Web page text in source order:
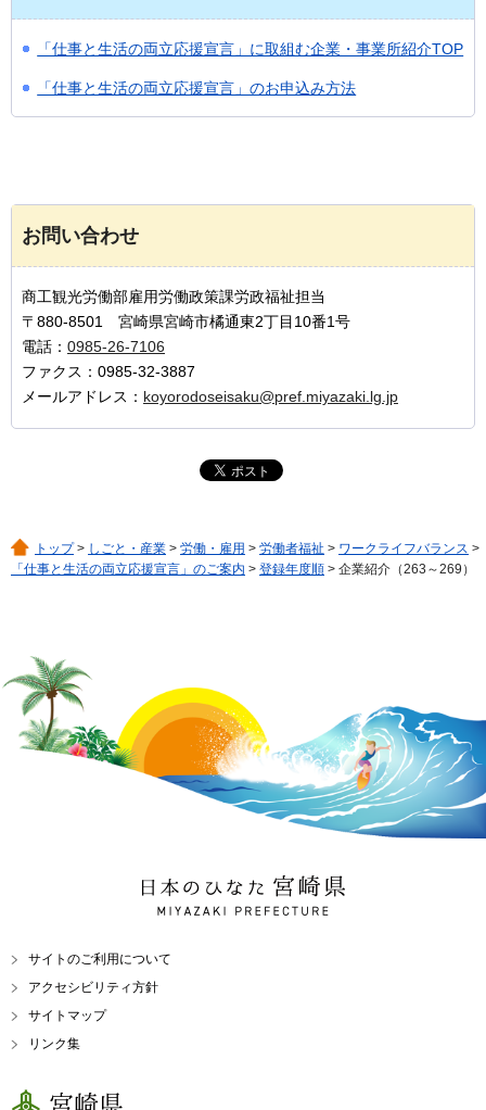
「仕事と生活の両立応援宣言」に取組む企業・事業所紹介TOP
「仕事と生活の両立応援宣言」のお申込み方法
お問い合わせ
商工観光労働部雇用労働政策課労政福祉担当
〒880-8501 宮崎県宮崎市橘通東2丁目10番1号
電話： 0985-26-7106
ファクス：0985-32-3887
メールアドレス： koyorodoseisaku@pref.miyazaki.lg.jp
トップ> しごと・産業 > 労働・雇用 > 労働者福祉 > ワークライフバランス >
「仕事と生活の両立応援宣言」のご案内 > 登録年度順 > 企業紹介（263～269）
日本のひなた 宮崎県
MIYAZAKI PREFECTURE
サイトのご利用について
アクセシビリティ方針
サイトマップ
リンク集
宮崎県